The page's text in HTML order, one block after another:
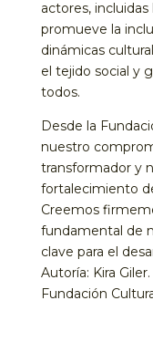
actores,
promueve la
dinámicas
el tejido social y
todos.
Desde la
nuestro
transformador y
fortalecimiento
Creemos
fundamental de
clave para el
Autoría: Kira
Fundación